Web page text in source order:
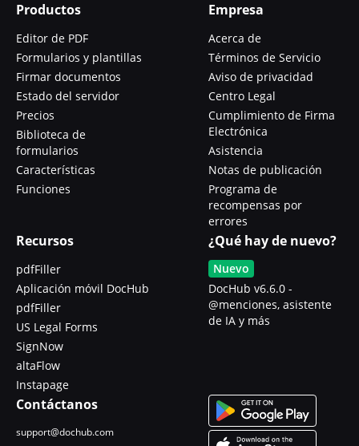
Productos
Editor de PDF
Formularios y plantillas
Firmar documentos
Estado del servidor
Precios
Biblioteca de
formularios
Características
Funciones
Empresa
Acerca de
Términos de Servicio
Aviso de privacidad
Centro Legal
Cumplimiento de Firma
Electrónica
Asistencia
Notas de publicación
Programa de
recompensas por
errores
Recursos
pdfFiller
Aplicación móvil DocHub
pdfFiller
US Legal Forms
SignNow
altaFlow
Instapage
¿Qué hay de nuevo?
Nuevo
DocHub v6.6.0 -
@menciones, asistente
de IA y más
Contáctanos
support@dochub.com